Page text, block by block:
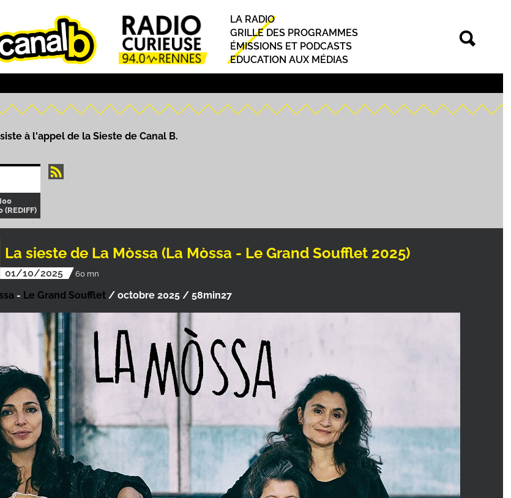
Principal
LA RADIO
GRILLE DES PROGRAMMES
ÉMISSIONS ET PODCASTS
EDUCATION AUX MÉDIAS
à l'appel de la Sieste de Canal B.
(REDIFF)
La sieste de La Mòssa (La Mòssa - Le Grand Soufflet 2025)
01/10/2025 60 mn
- Le Grand Soufflet / octobre 2025 / 58min27